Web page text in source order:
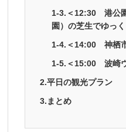
1-3.＜12:30 港公
園）の芝生でゆっ
1-4.＜14:00 神栖
1-5.＜15:00 波崎
2.平日の観光プラン
3.まとめ